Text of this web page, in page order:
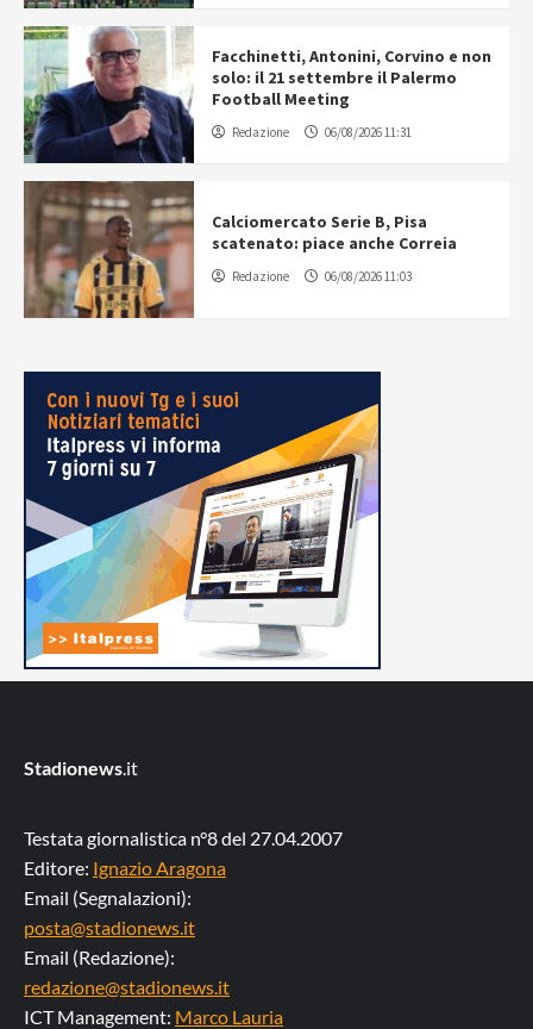
Facchinetti, Antonini, Corvino e non
solo: il 21 settembre il Palermo
Football Meeting
Redazione 06/08/2026 11:31
Calciomercato Serie B, Pisa
scatenato: piace anche Correia
Redazione 06/08/2026 11:03
Stadionews.it
Testata giornalistica n°8 del 27.04.2007
Editore: Ignazio Aragona
Email (Segnalazioni):
posta@stadionews.it
Email (Redazione):
redazione@stadionews.it
ICT Management: Marco Lauria